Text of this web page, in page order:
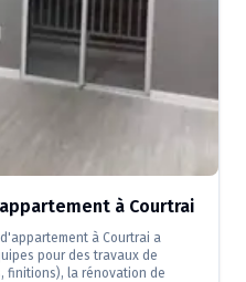
à Courtrai
à Courtrai a
pour des travaux de
finitions), la rénovation de